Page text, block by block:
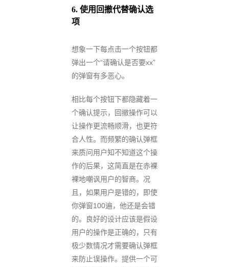
6. 使用回撤代替确认选
项
想象一下每点击一个按钮都
弹出一个“请确认是否要xx”
的弹窗有多恶心。
相比每个按钮下都隐藏着一
个确认提示，回撤操作可以
让操作更流畅顺滑，也更符
合人性。而频繁的确认弹框
来质问用户知不知道这个操
作的后果，这简直是在赤裸
裸地嘲讽用户的智商。况
且，如果用户是错的，即使
你弹窗100遍，他还是会错
的。良好的设计应该是假设
用户的操作是正确的，只有
极少数情况才需要确认弹框
来防止误操作。提供一个可